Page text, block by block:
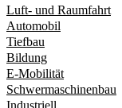
Luft- und Raumfahrt
Automobil
Tiefbau
Bildung
E-Mobilität
Schwermaschinenbau